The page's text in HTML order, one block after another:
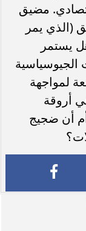
​مضيق
(الذي يمر
يستمر
الجيوسياسية
لمواجهة
أروقة
4700 دولار للأونصة، أم أن ضجيج